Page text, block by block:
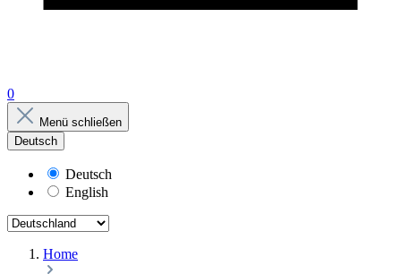
0
Menü schließen
Deutsch
Deutsch
English
Home